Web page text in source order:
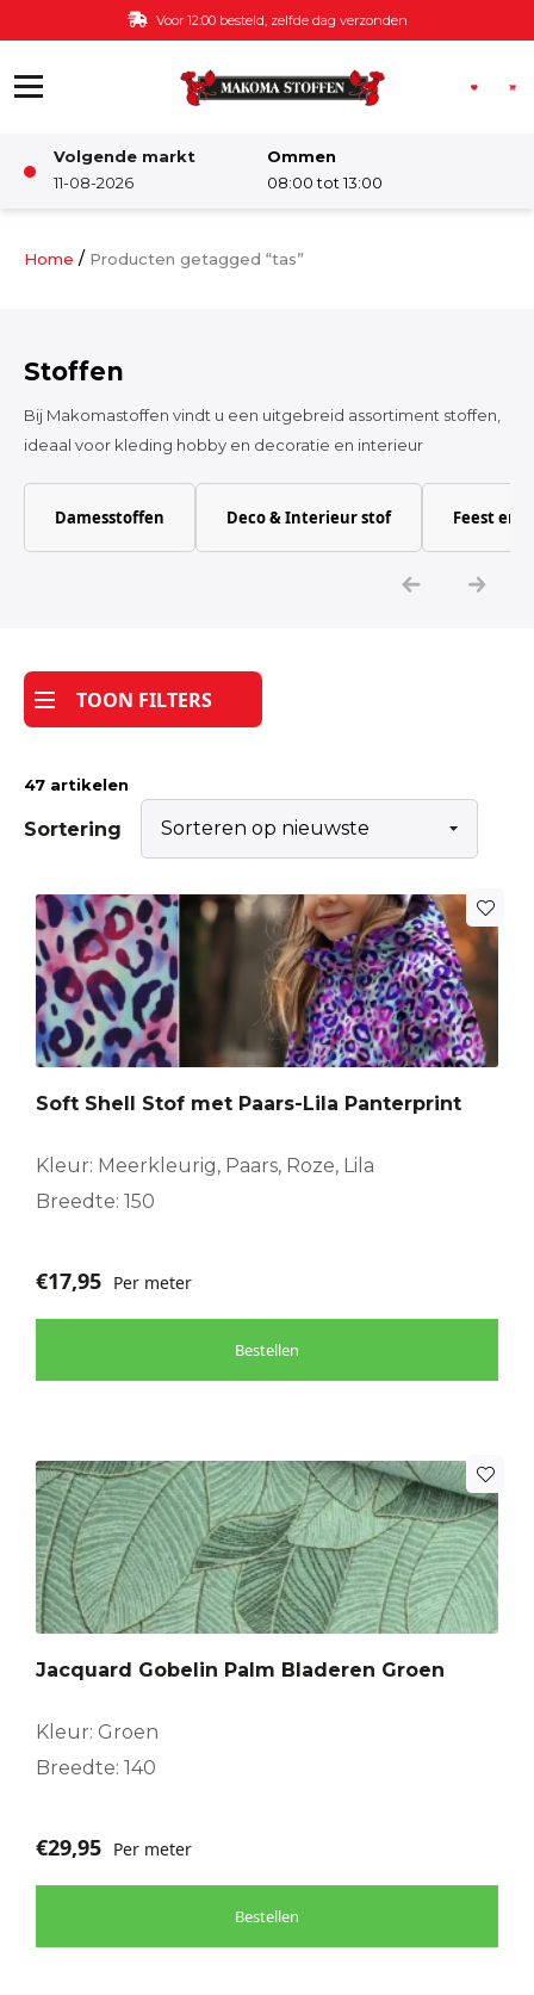
Ga naar de inhoud Gratis bezorging v.a. €60,-
Volgende markt
11-08-2026
Ommen
08:00 tot 13:00
Damesstoffen
Katoen
Tijdpakker stof
Home / Producten getagged “tas”
Stoffen
Bij Makomastoffen vindt u een uitgebreid assortiment stoffen,
ideaal voor kleding hobby en decoratie en interieur
Damesstoffen Deco & Interieur stof Feest en
TOON FILTERS
47 artikelen
Sortering
Soft Shell Stof met Paars-Lila Panterprint
Kleur: Meerkleurig, Paars, Roze, Lila
Breedte: 150
€17,95 Per meter
Bestellen
Jacquard Gobelin Palm Bladeren Groen
Kleur: Groen
Breedte: 140
€29,95 Per meter
Bestellen